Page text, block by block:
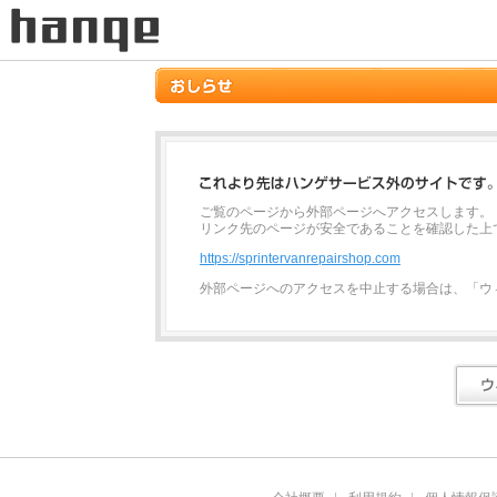
ご覧のページから外部ページへアクセスします。
リンク先のページが安全であることを確認した
https://sprintervanrepairshop.com
外部ページへのアクセスを中止する場合は、「